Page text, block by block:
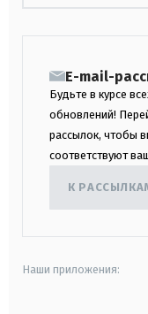
E-mail-
Будьте в курсе
обновлений!
рассылок, чтобы
соответствуют
К
Наши приложения: